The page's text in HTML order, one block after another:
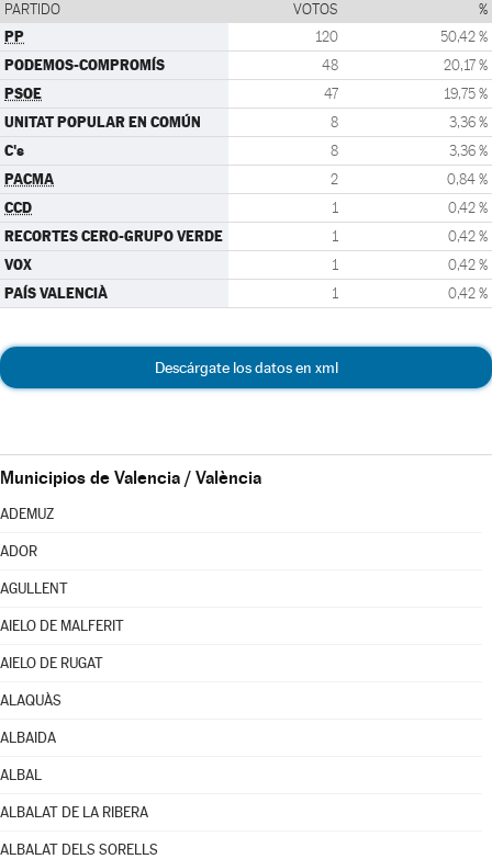
PARTIDO VOTOS %
PP 120 50,42 %
PODEMOS-COMPROMÍS 48 20,17 %
PSOE 47 19,75 %
UNITAT POPULAR EN COMÚN 8 3,36 %
C's 8 3,36 %
PACMA 2 0,84 %
CCD 1 0,42 %
RECORTES CERO-GRUPO VERDE 1 0,42 %
VOX 1 0,42 %
PAÍS VALENCIÀ 1 0,42 %
Descárgate los datos en xml
Municipios de Valencia / València
ADEMUZ
ADOR
AGULLENT
AIELO DE MALFERIT
AIELO DE RUGAT
ALAQUÀS
ALBAIDA
ALBAL
ALBALAT DE LA RIBERA
ALBALAT DELS SORELLS